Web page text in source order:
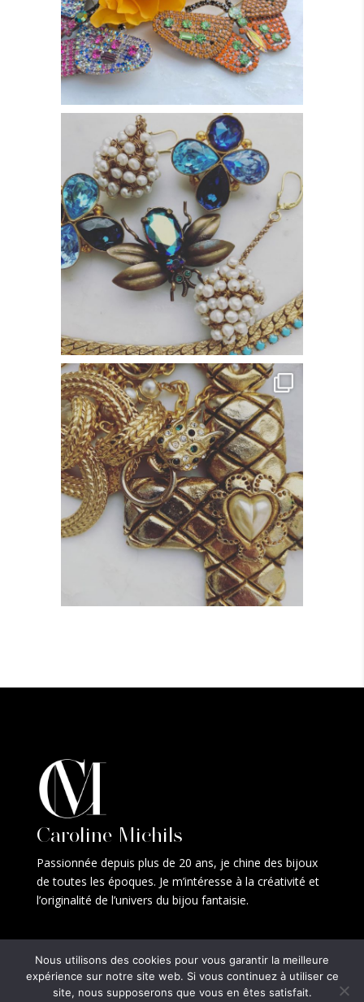
Caroline Michils
Passionnée depuis plus de 20 ans, je chine des bijoux
de toutes les époques. Je m’intéresse à la créativité et
l’originalité de l’univers du bijou fantaisie.
Copyright © CM Jewels 2021 — Designed byApollo X -
Nous utilisons des cookies pour vous garantir la meilleure
expérience sur notre site web. Si vous continuez à utiliser ce
site, nous supposerons que vous en êtes satisfait.